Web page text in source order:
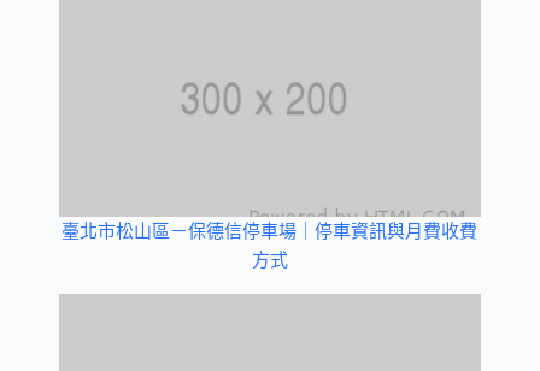
臺北市松山區－保德信停車場｜停車資訊與月費收費
方式